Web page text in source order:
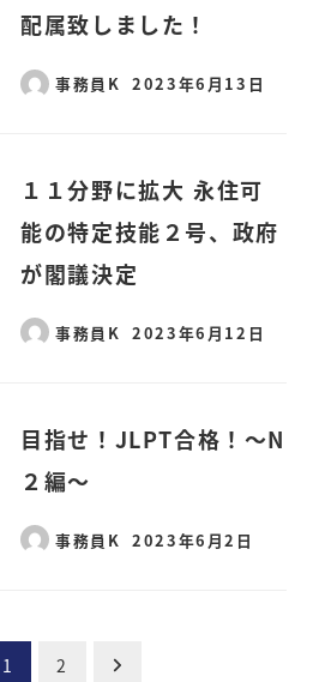
配属致しました！
事務員K 2023年6月13日
１１分野に拡大 永住可
能の特定技能２号、政府
が閣議決定
事務員K 2023年6月12日
目指せ！JLPT合格！～N
２編～
事務員K 2023年6月2日
1 2